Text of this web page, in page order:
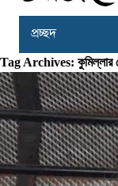
প্রচ্ছদ
Tag Archives: কুমিল্লার